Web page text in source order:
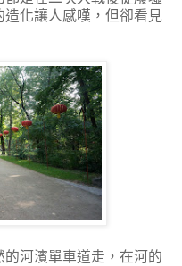
化讓人感嘆，但卻看見
河濱單車道走，在河的